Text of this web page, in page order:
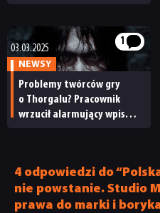
ofiarami manipulacji”
1
03.03.2025
NEWSY
Problemy twórców gry
o Thorgalu? Pracownik
wrzucił alarmujący wpis
4 odpowiedzi do
nie powstanie. Studio
prawa do marki i